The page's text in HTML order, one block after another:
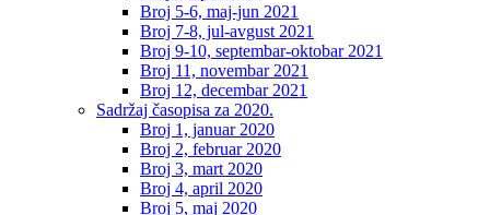
Broj 5-6, maj-jun 2021
Broj 7-8, jul-avgust 2021
Broj 9-10, septembar-oktobar 2021
Broj 11, novembar 2021
Broj 12, decembar 2021
Sadržaj časopisa za 2020.
Broj 1, januar 2020
Broj 2, februar 2020
Broj 3, mart 2020
Broj 4, april 2020
Broj 5, maj 2020